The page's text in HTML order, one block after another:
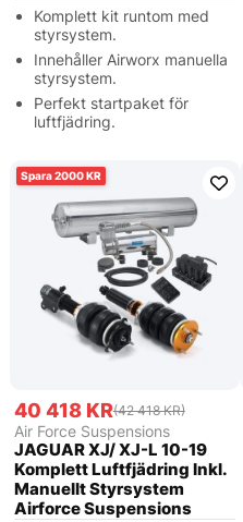
Komplett kit runtom med
styrsystem.
Innehåller Airworx manuella
styrsystem.
Perfekt startpaket för
luftfjädring.
2000
40 418 KR(42 418 KR)
Air Force Suspensions
JAGUAR XJ/ XJ-L 10-19
Komplett Luftfjädring Inkl.
Manuellt Styrsystem
Airforce Suspensions